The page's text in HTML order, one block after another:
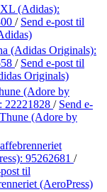
(Adidas):
/ Send e-post til
(Adidas Originals):
/ Send e-post til
Originals)
(Adore by
22221828 / Send e-
(Adore by
95262681 /
til
(AeroPress)